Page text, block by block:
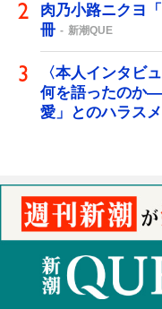
肉乃小路ニクヨ
冊
新潮QUE
〈本人インタビ
何を語ったのか
愛」とのハラス